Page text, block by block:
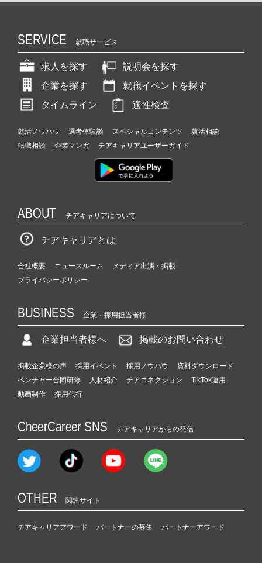
SERVICE 就職サービス
求人を探す
説明会を探す
企業を探す
就職イベントを探す
タイムライン
適性検査
就活ノウハウ 選考体験談 スペシャルコンテンツ
就活相談
転職相談
企業マンガ チアキャリアユーザーガイド
ABOUT チアキャリアについて
チアキャリアとは
会社概要 ニュースルーム
メディア出演・掲載
プライバシーポリシー
BUSINESS 企業・採用担当者様
企業担当者様へ 掲載のお問い合わせ
掲載企業様の声 採用イベント 採用ノウハウ
資料ダウンロード
ベンチャー合同研修
人材紹介 チアコネクション
TikTok運用
動画制作
採用代行
CheerCareer SNS チアキャリアからの発信
OTHER 関連サイト
チアキャリアアワード パートナーの募集 パートナーアワード